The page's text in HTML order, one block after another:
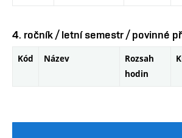
4. ročník / letní semestr / povinné
Kód Název
Rozsah
hodin